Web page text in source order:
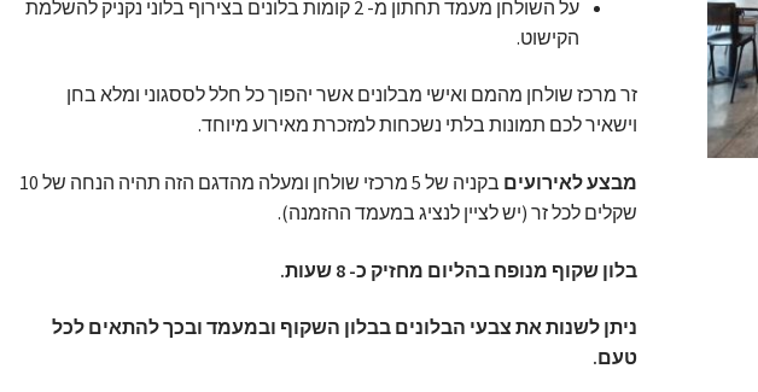
על השולחן מעמד תחתון מ- 2 קומות בלונים בצירוף בלוני נקניק להשלמת
הקישוט.
זר מרכז שולחן מהמם ואישי מבלונים אשר יהפוך כל חלל לססגוני ומלא בחן
וישאיר לכם תמונות בלתי נשכחות למזכרת מאירוע מיוחד.
מבצע לאירועים
בקניה של 5 מרכזי שולחן ומעלה מהדגם הזה תהיה הנחה של 10
שקלים לכל זר (יש לציין לנציג במעמד ההזמנה).
בלון שקוף מנופח בהליום מחזיק כ- 8 שעות.
ניתן לשנות את צבעי הבלונים בבלון השקוף ובמעמד ובכך להתאים לכל
טעם.